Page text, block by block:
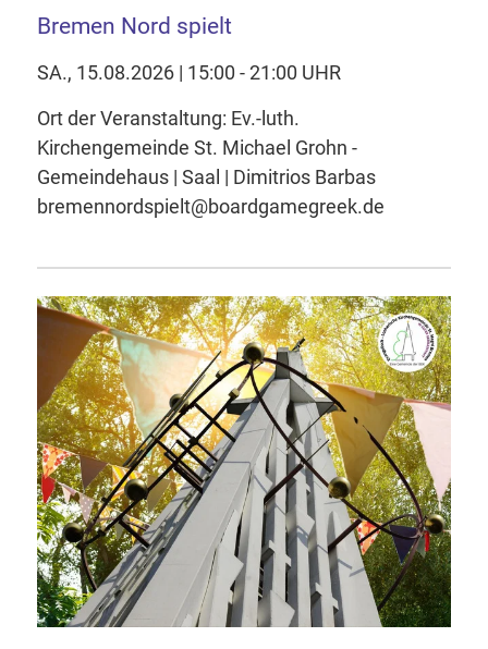
Bremen Nord spielt
SA., 15.08.2026 | 15:00 - 21:00 UHR
Ort der Veranstaltung: Ev.-luth.
Kirchengemeinde St. Michael Grohn -
Gemeindehaus | Saal | Dimitrios Barbas
bremennordspielt@boardgamegreek.de